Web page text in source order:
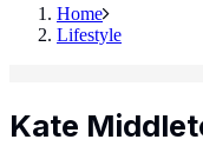
Home
Lifestyle
Kate